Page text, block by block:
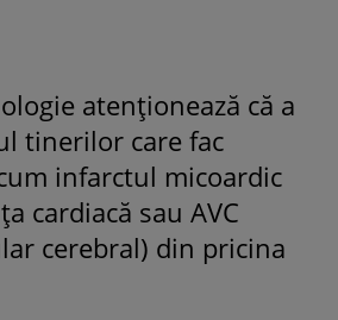
atenționează că a
tinerilor care fac
infarctul micoardic
cardiacă sau AVC
cerebral) din pricina